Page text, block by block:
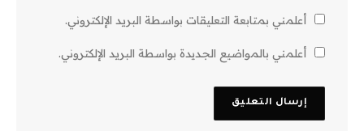
أعلمني بمتابعة التعليقات بواسطة البريد الإلكتروني.
أعلمني بالمواضيع الجديدة بواسطة البريد الإلكتروني.